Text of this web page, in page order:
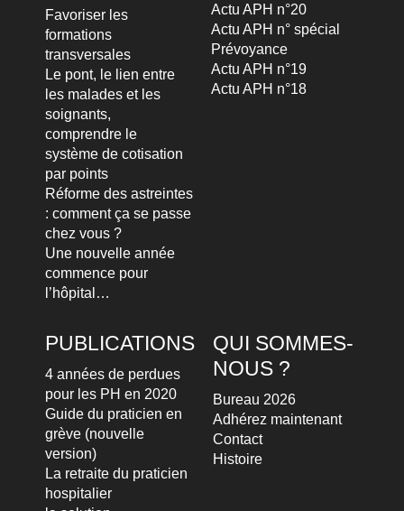
Favoriser les
formations
transversales
Le pont, le lien entre
les malades et les
soignants,
comprendre le
système de cotisation
par points
Réforme des astreintes
: comment ça se passe
chez vous ?
Une nouvelle année
commence pour
l’hôpital…
Actu APH n°20
Actu APH n° spécial
Prévoyance
Actu APH n°19
Actu APH n°18
PUBLICATIONS
4 années de perdues
pour les PH en 2020
Guide du praticien en
grève (nouvelle
version)
La retraite du praticien
hospitalier
QUI SOMMES-
NOUS ?
Bureau 2026
Adhérez maintenant
Contact
Histoire